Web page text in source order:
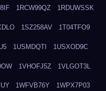
1RCW99QZ 1RDUWSSK
1SZ258AV 1T04TFO9
1USMDQTI 1USXOD9C
1VHOFJ5Z 1VLGOT3L
1WFVB76Y 1WPX7P03